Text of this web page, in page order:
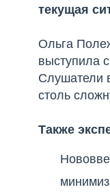
текущая
Ольга
выступила
Слушатели
столь
Также